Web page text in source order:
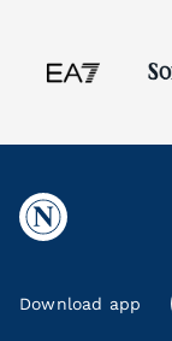
Download app